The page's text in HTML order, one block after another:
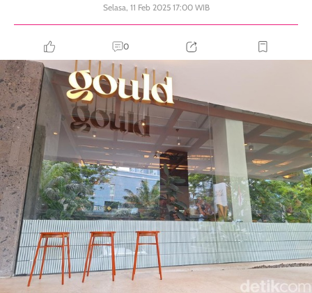
Selasa, 11 Feb 2025 17:00 WIB
0